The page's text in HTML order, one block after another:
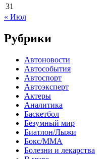
31
« Июл
Рубрики
Автоновости
Автособытия
Автоспорт
Автоэксперт
Актеры
Аналитика
Баскетбол
Безумный мир
Биатлон/Лыжи
Бокс/MMA
Болезни и лекарства